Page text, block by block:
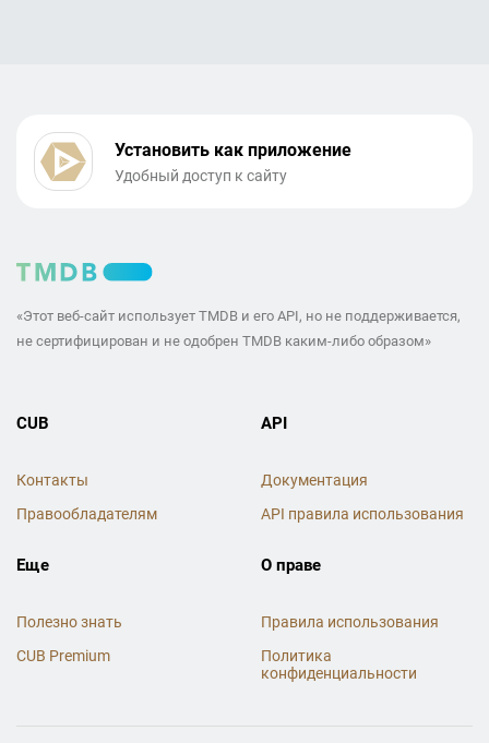
Установить как приложение
Удобный доступ к сайту
«Этот веб-сайт использует TMDB и его API, но не поддерживается,
не сертифицирован и не одобрен TMDB каким-либо образом»
CUB
Контакты
Правообладателям
API
Документация
API правила использования
Еще
Полезно знать
CUB Premium
О праве
Правила использования
Политика
конфиденциальности